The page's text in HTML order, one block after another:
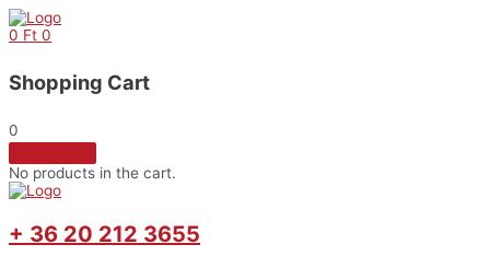
Skip
to
0 Ft 0
Shopping Cart
0
No products in the cart.
+ 36 20 212 3655